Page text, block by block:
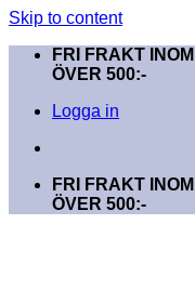
Skip to content
FRI FRAKT
ÖVER 500:-
Logga in
FRI FRAKT
ÖVER 500:-